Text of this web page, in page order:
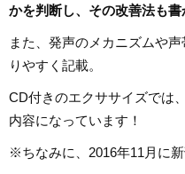
かを判断し、その改善法も書
また、発声のメカニズムや
りやすく記載。
CD付きのエクササイズでは
内容になっています！
※ちなみに、2016年11月に新